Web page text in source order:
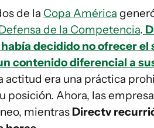
de la Copa América
de la Competencia.
decidido no ofrecer el
contenido diferencial a
actitud era una práctica
posición. Ahora, las
mientras Directv